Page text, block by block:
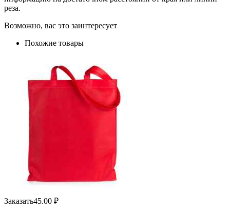
реза.
Возможно, вас это заинтересует
Похожие товары
Заказать45.00 ₽